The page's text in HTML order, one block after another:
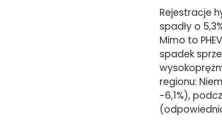
Rejestracje
spadły o
Mimo to
spadek
regionu:
-6,1%),